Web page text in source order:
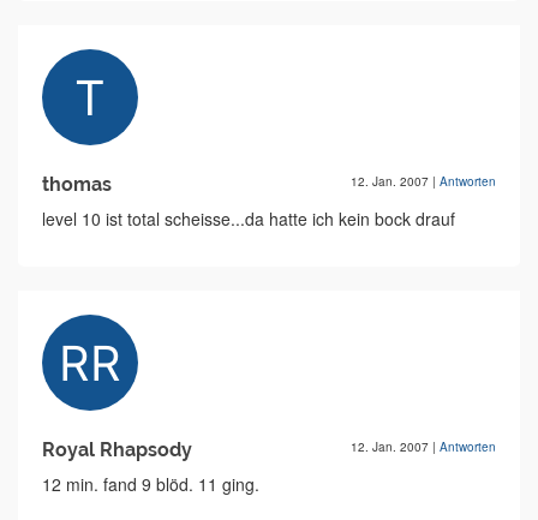
thomas 12. Jan. 2007 | Antworten
level 10 ist total scheisse...da hatte ich kein bock drauf
Royal Rhapsody 12. Jan. 2007 | Antworten
12 min. fand 9 blöd. 11 ging.